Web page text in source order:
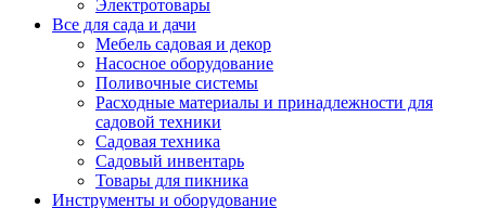
Электротовары
Все для сада и дачи
Мебель садовая и декор
Насосное оборудование
Поливочные системы
Расходные материалы и принадлежности для
садовой техники
Садовая техника
Садовый инвентарь
Товары для пикника
Инструменты и оборудование